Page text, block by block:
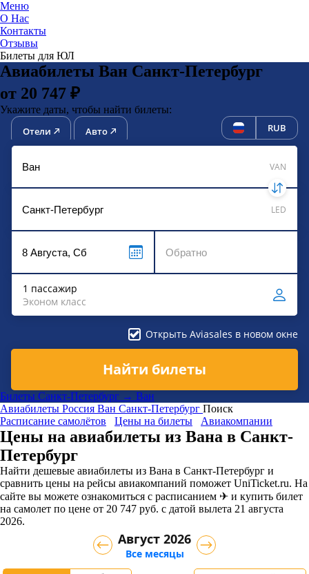
Меню
О Нас
Контакты
Отзывы
Билеты для ЮЛ
Авиабилеты Ван Санкт-Петербург
от 20 747 ₽
Укажите даты, чтобы найти билеты:
Отели Авто RUB
VAN
LED
1 пассажир
Эконом класс
Открыть Aviasales в новом окне
Найти билеты
Билеты Санкт-Петербург → Ван
Авиабилеты Россия Ван Санкт-Петербург Поиск
Расписание самолётов
Цены на билеты Авиакомпании
Цены на авиабилеты из Вана в Санкт-
Петербург
Найти дешевые авиабилеты из Вана в Санкт-Петербург и
сравнить цены на рейсы авиакомпаний поможет UniTicket.ru. На
сайте вы можете ознакомиться с расписанием ✈ и купить билет
на самолет по цене от 20 747 руб. с датой вылета 21 августа
2026.
Август 2026
Все месяцы